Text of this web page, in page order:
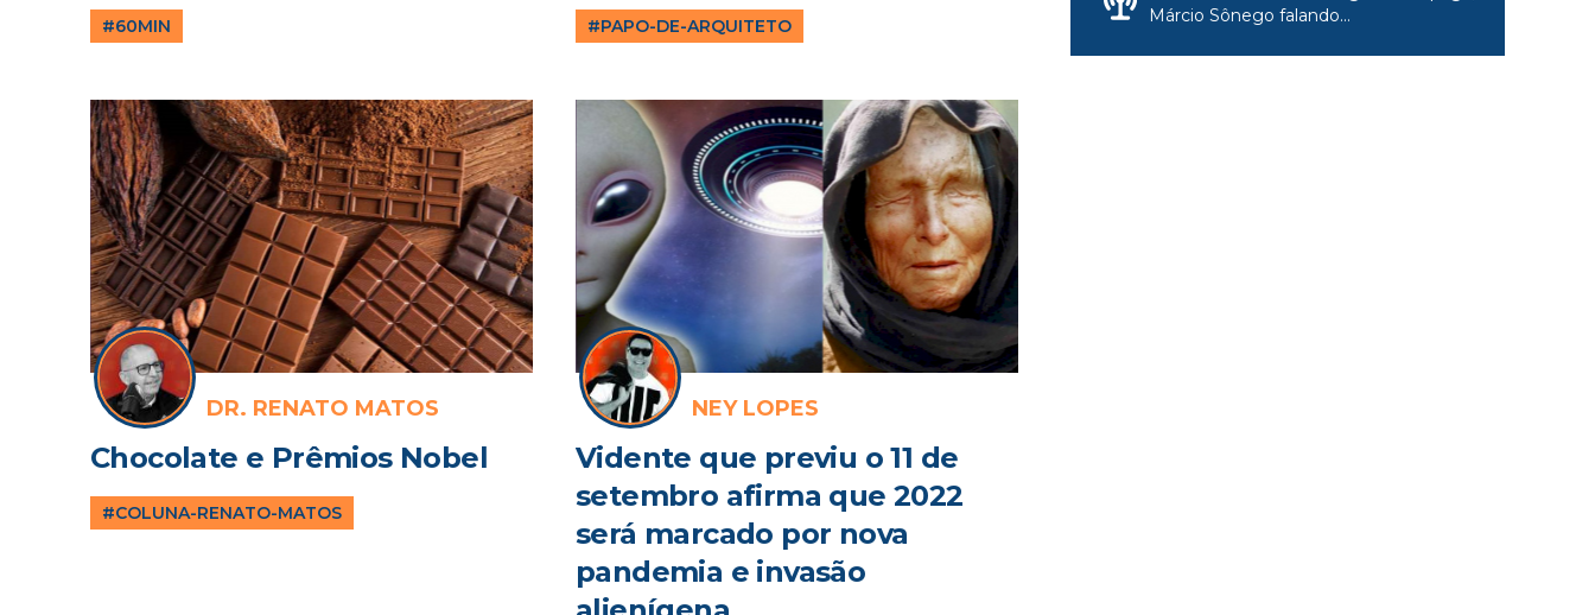
#60MIN #PAPO-DE-ARQUITETO
DR. RENATO MATOS
Chocolate e Prêmios Nobel
#COLUNA-RENATO-MATOS
NEY LOPES
Vidente que previu o 11 de
setembro afirma que 2022
será marcado por nova
pandemia e invasão
Márcio Sônego falando...